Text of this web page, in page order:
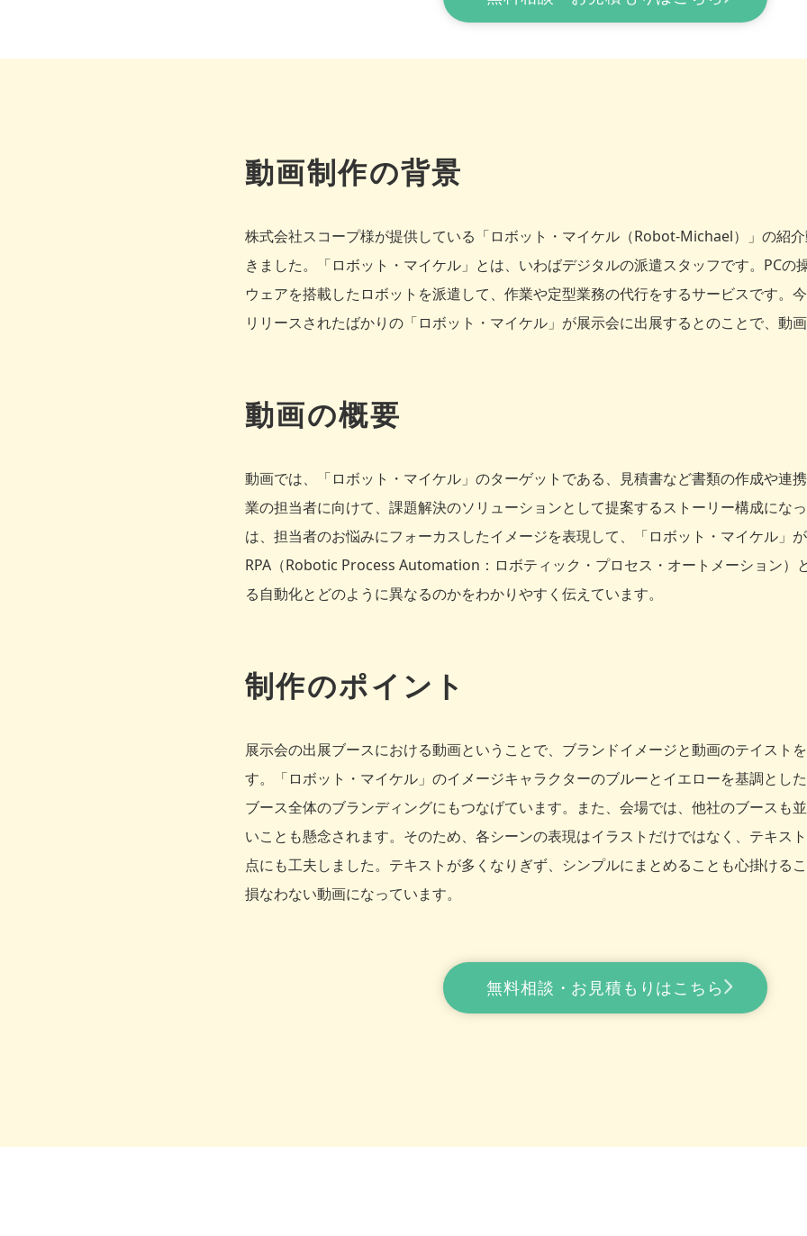
動画制作の背景
株式会社スコープ様が提供している「ロボット・マイケル（Robot-Michael）」の紹
きました。「ロボット・マイケル」とは、いわばデジタルの派遣スタッフです。PCの
ウェアを搭載したロボットを派遣して、作業や定型業務の代行をするサービスです。
リリースされたばかりの「ロボット・マイケル」が展示会に出展するとのことで、動画
動画の概要
動画では、「ロボット・マイケル」のターゲットである、見積書など書類の作成や連
業の担当者に向けて、課題解決のソリューションとして提案するストーリー構成にな
は、担当者のお悩みにフォーカスしたイメージを表現して、「ロボット・マイケル」が
RPA（Robotic Process Automation：ロボティック・プロセス・オートメーション）
る自動化とどのように異なるのかをわかりやすく伝えています。
制作のポイント
展示会の出展ブースにおける動画ということで、ブランドイメージと動画のテイスト
す。「ロボット・マイケル」のイメージキャラクターのブルーとイエローを基調とした
ブース全体のブランディングにもつなげています。また、会場では、他社のブースも
いことも懸念されます。そのため、各シーンの表現はイラストだけではなく、テキス
点にも工夫しました。テキストが多くなりぎず、シンプルにまとめることも心掛ける
損なわない動画になっています。
無料相談・お見積もりはこちら